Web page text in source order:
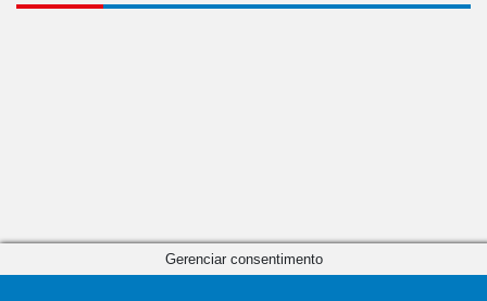
Gerenciar consentimento